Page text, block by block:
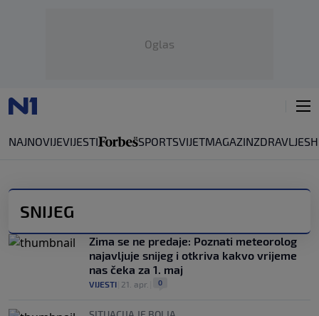
Oglas
NAJNOVIJEVIJESTI SPORTSVIJETMAGAZINZDRAVLJE
SNIJEG
Zima se ne predaje: Poznati meteorolog
najavljuje snijeg i otkriva kakvo vrijeme
nas čeka za 1. maj
VIJESTI 21. apr. 0